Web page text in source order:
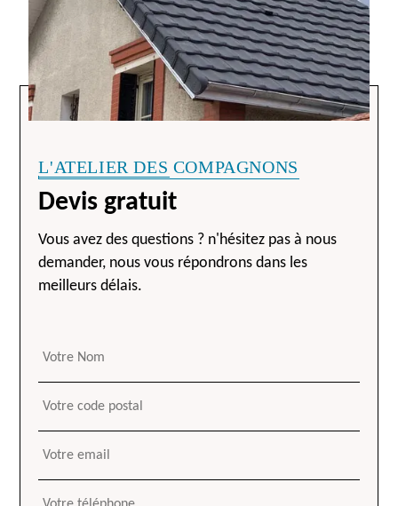
L'ATELIER DES COMPAGNONS
Devis gratuit
Vous avez des questions ? n'hésitez pas à nous
demander, nous vous répondrons dans les
meilleurs délais.